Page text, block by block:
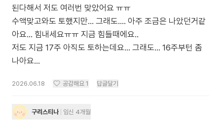
된다해서 저도 여러번 맞았어요 ㅠㅠ
수액맞고와도 토했지만... 그래도.... 아주 조금은 나았던거같
아요... 힘내세요ㅠㅠ 지금 힘들때에요..
저도 지금 17주 아직도 토하는데요... 그래도... 16주부턴 좀
나아요...
2026.06.18 공감해요 1 답글달기
구리스티나 임신 4개월